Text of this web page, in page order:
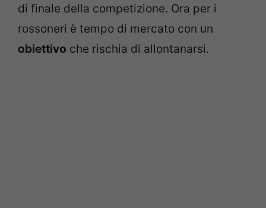
di finale della competizione. Ora per i
rossoneri è tempo di mercato con un
obiettivo che rischia di allontanarsi.